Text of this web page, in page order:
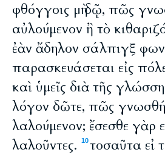
φθόγγοις μὴ δῷ, πῶς
αὐλούμενον ἢ τὸ
ἐὰν ἄδηλον σάλπιγξ
παρασκευάσεται εἰς
καὶ ὑμεῖς διὰ τῆς
λόγον δῶτε, πῶς
λαλούμενον; ἔσεσθε γὰρ
λαλοῦντες.
10τοσαῦτα εἰ